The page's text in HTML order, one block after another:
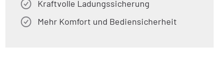
Kraftvolle Ladungssicherung
Mehr Komfort und Bediensicherheit